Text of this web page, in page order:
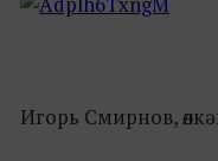
Игорь Смирнов,